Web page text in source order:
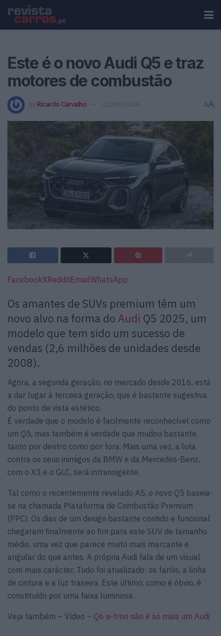
Este é o novo Audi Q5 e traz
motores de combustão
by Ricardo Carvalho 02/09/2024 AA
FacebookXRedditEmailWhatsApp
Os amantes de SUVs premium têm um
novo alvo na forma do Audi Q5 2025, um
modelo que tem sido um sucesso de
vendas (2,6 milhões de unidades desde
2008).
Agora, a segunda geração, no mercado desde 2016, está
a dar lugar à terceira geração, que é bastante sugestiva
do ponto de vista estético.
É verdade que o modelo é facilmente reconhecível como
um Q5, mas também é verdade que mudou bastante,
tanto por dentro como por fora. Mais uma vez, a luta
contra os seus inimigos da BMW e da Mercedes-Benz,
com o X3 e o GLC, será intransigente.
Tal como o recentemente revelado A5, o novo Q5 baseia-
se na chamada Plataforma de Combustão Premium
(PPC). Os dias de um design bastante contido e funcional
chegaram finalmente ao fim para este SUV de tamanho
médio, uma vez que parece muito mais marcante e
angular do que antes. A própria Audi fala de um visual
com mais carácter. Tudo foi atualizado: os faróis, a linha
de cintura e a luz traseira. Este último, como é óbvio, é
constituído por uma faixa luminosa.
Veja também – Vídeo – Q6 e-tron não é só mais um Audi